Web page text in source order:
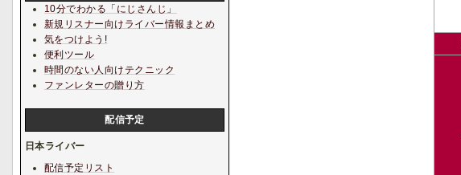
10分でわかる「にじさんじ」
新規リスナー向けライバー情報まとめ
気をつけよう!
便利ツール
時間のない人向けテクニック
ファンレターの贈り方
配信予定
日本ライバー
配信予定リスト